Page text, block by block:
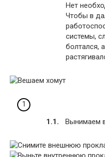
Нет
Чтобы в
системы,
болтался,
Вынимаем